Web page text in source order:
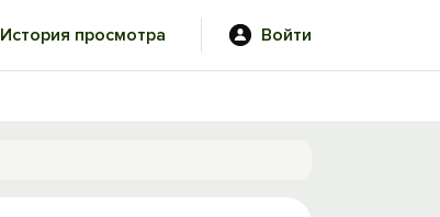
История просмотра Войти